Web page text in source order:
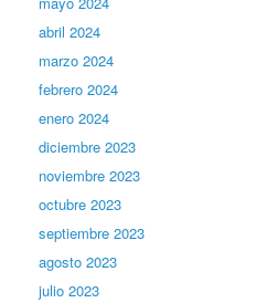
abril 2024
marzo 2024
febrero 2024
enero 2024
diciembre 2023
noviembre 2023
octubre 2023
septiembre 2023
agosto 2023
julio 2023